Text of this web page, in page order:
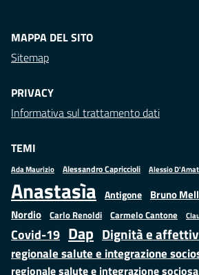
MAPPA DEL SITO
Sitemap
PRIVACY
Informativa sul trattamento dati
TEMI
Ada Maurizio Alessandro Capriccioli Alessio
Anastasìa Antigone Bruno
Nordio Carlo Renoldi Carmelo Cantone
Covid-19 Dap Dignità e
regionale salute e integrazione
regionale salute e integrazione